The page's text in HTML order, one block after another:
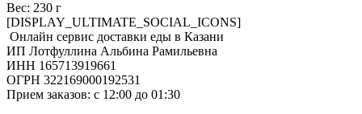
Вес: 230 г
[DISPLAY_ULTIMATE_SOCIAL_ICONS]
Онлайн сервис доставки еды в Казани
ИП Лотфуллина Альбина Рамильевна
ИНН 165713919661
ОГРН 322169000192531
Прием заказов: c 12:00 до 01:30